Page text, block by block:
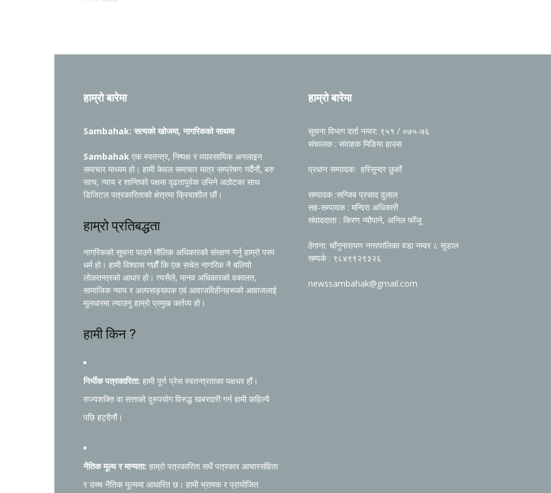
हाम्रो बारेमा
Sambahak: सत्यको खोजमा, नागरिकको साथमा
Sambahak एक स्वतन्त्र, निष्पक्ष र व्यावसायिक अनलाइन
समाचार माध्यम हो। हामी केवल समाचार मात्र सम्प्रेषण गर्दैनौं, बरु
सत्य, न्याय र शान्तिको पक्षमा दृढतापूर्वक उभिने अठोटका साथ
डिजिटल पत्रकारिताको क्षेत्रमा क्रियाशील छौं।
हाम्रो प्रतिबद्धता
नागरिकको सूचना पाउने मौलिक अधिकारको संरक्षण गर्नु हाम्रो परम
धर्म हो। हामी विश्वास गर्छौं कि एक सचेत नागरिक नै बलियो
लोकतन्त्रको आधार हो। त्यसैले, मानव अधिकारको वकालत,
सामाजिक न्याय र अल्पसङ्ख्यक एवं आवाजविहीनहरूको आवाजलाई
मूलधारमा ल्याउनु हाम्रो प्रमुख कर्तव्य हो।
हामी किन ?
निर्भीक पत्रकारिता: हामी पूर्ण प्रेस स्वतन्त्रताका पक्षधर हौं।
राज्यशक्ति वा सत्ताको दुरुपयोग विरुद्ध खबरदारी गर्न हामी कहिल्यै
पछि हट्दैनौं।
नैतिक मूल्य र मान्यता: हाम्रो पत्रकारिता सधैं पत्रकार आचारसंहिता
र उच्च नैतिक मूल्यमा आधारित छ। हामी भ्रामक र प्रायोजित
हाम्रो बारेमा
सूचना विभाग दर्ता नम्वर: ९५१ / ०७५-७६
संचालक : संवाहक मिडिया हाउस
प्रधान सम्पादक: हरिसुन्दर छुकाँ
सम्पादक :सन्जिब प्रसाद दुलाल
सह-सम्पादक : मन्दिरा अधिकारी
संवाददाता : किरण न्यौपाने, अनिल फोँजू
ठेगाना: चाँगुनारायण नगरपालिका वडा नम्वर ८ सुडाल
सम्पर्क : ९८४९९२९३२६
newssambahak@gmail.com